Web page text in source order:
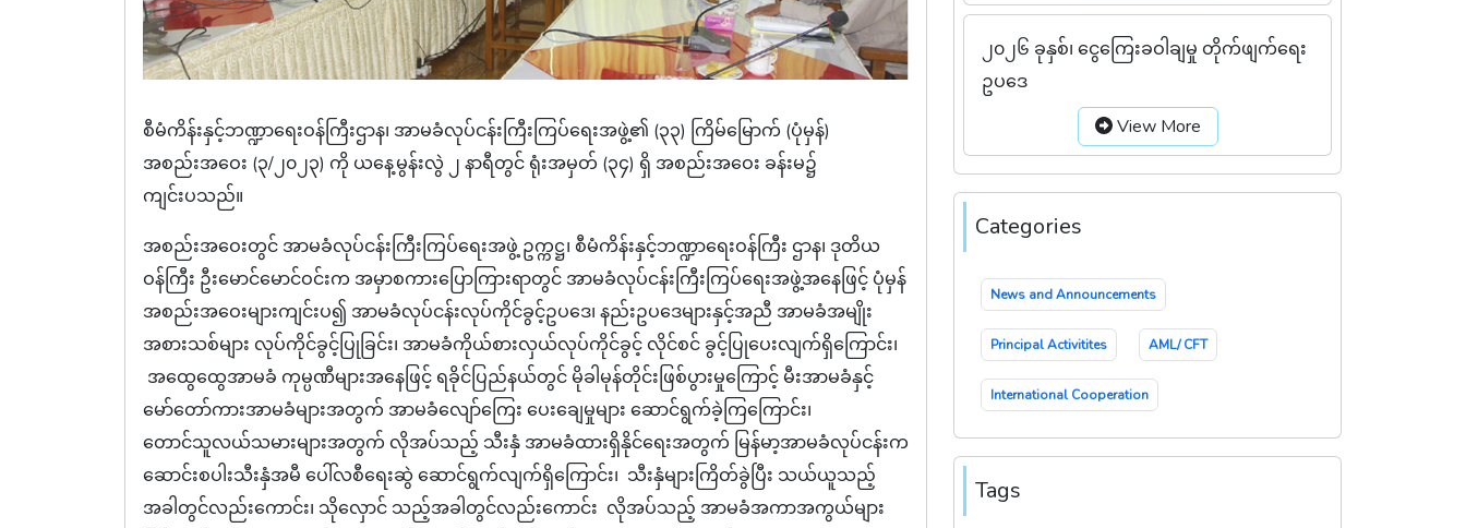
စီမံကိန်းနှင့်ဘဏ္ဍာရေးဝန်ကြီးဌာန၊ အာမခံလုပ်ငန်းကြီးကြပ်ရေးအဖွဲ့၏ (၃၃) ကြိမ်မြောက် (ပုံမှန်)
အစည်းအဝေး (၃/၂၀၂၃) ကို ယနေ့မွန်းလွဲ ၂ နာရီတွင် ရုံးအမှတ် (၃၄) ရှိ အစည်းအဝေး ခန်းမ၌
ကျင်းပသည်။
အစည်းအဝေးတွင် အာမခံလုပ်ငန်းကြီးကြပ်ရေးအဖွဲ့ ဥက္ကဋ္ဌ၊ စီမံကိန်းနှင့်ဘဏ္ဍာရေးဝန်ကြီး ဌာန၊ ဒုတိယ
ဝန်ကြီး ဦးမောင်မောင်ဝင်းက အမှာစကားပြောကြားရာတွင် အာမခံလုပ်ငန်းကြီးကြပ်ရေးအဖွဲ့အနေဖြင့် ပုံမှန်
အစည်းအဝေးများကျင်းပ၍ အာမခံလုပ်ငန်းလုပ်ကိုင်ခွင့်ဥပဒေ၊ နည်းဥပဒေများနှင့်အညီ အာမခံအမျိုး
အစားသစ်များ လုပ်ကိုင်ခွင့်ပြုခြင်း၊ အာမခံကိုယ်စားလှယ်လုပ်ကိုင်ခွင့် လိုင်စင် ခွင့်ပြုပေးလျက်ရှိကြောင်း၊
အထွေထွေအာမခံ ကုမ္ပဏီများအနေဖြင့် ရခိုင်ပြည်နယ်တွင် မိုခါမုန်တိုင်းဖြစ်ပွားမှုကြောင့် မီးအာမခံနှင့်
မော်တော်ကားအာမခံများအတွက် အာမခံလျော်ကြေး ပေးချေမှုများ ဆောင်ရွက်ခဲ့ကြကြောင်း၊
တောင်သူလယ်သမားများအတွက် လိုအပ်သည့် သီးနှံ အာမခံထားရှိနိုင်ရေးအတွက် မြန်မာ့အာမခံလုပ်ငန်းက
ဆောင်းစပါးသီးနှံအမီ ပေါ်လစီရေးဆွဲ ဆောင်ရွက်လျက်ရှိကြောင်း၊ သီးနှံများကြိတ်ခွဲပြီး သယ်ယူသည့်
အခါတွင်လည်းကောင်း၊ သိုလှောင် သည့်အခါတွင်လည်းကောင်း လိုအပ်သည့် အာမခံအကာအကွယ်များ
၂၀၂၆ ခုနှစ်၊ ငွေကြေးခဝါချမှု တိုက်ဖျက်ရေး
ဥပဒေ
View More
Categories
News and Announcements
Principal Activitites AML/ CFT
International Cooperation
Tags